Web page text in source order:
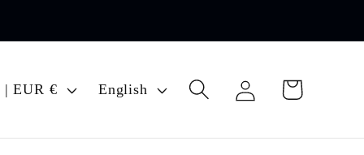
Italy | EUR €
LEnglish
Log
in
Cart